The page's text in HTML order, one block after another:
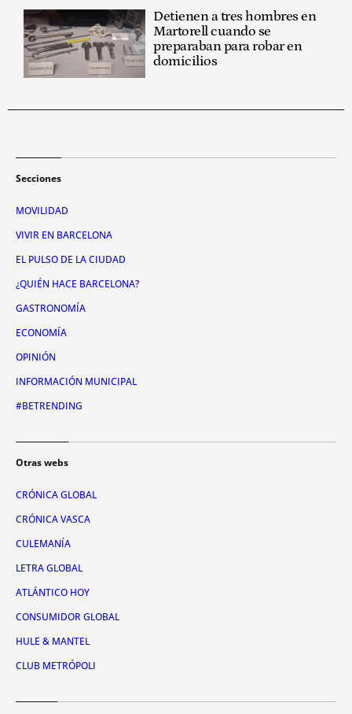
Detienen a tres hombres en
Martorell cuando se
preparaban para robar en
domicilios
Secciones
MOVILIDAD
VIVIR EN BARCELONA
EL PULSO DE LA CIUDAD
¿QUIÉN HACE BARCELONA?
GASTRONOMÍA
ECONOMÍA
OPINIÓN
INFORMACIÓN MUNICIPAL
#BETRENDING
Otras webs
CRÓNICA GLOBAL
CRÓNICA VASCA
CULEMANÍA
LETRA GLOBAL
ATLÁNTICO HOY
CONSUMIDOR GLOBAL
HULE & MANTEL
CLUB METRÓPOLI